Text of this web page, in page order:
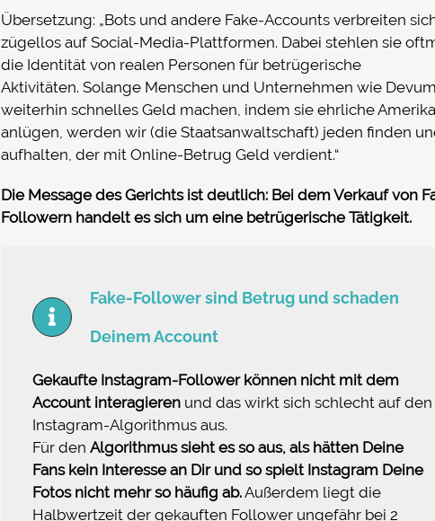
Übersetzung: „Bots und andere Fake-Accounts verbreiten
zügellos auf Social-Media-Plattformen. Dabei stehlen sie
die Identität von realen Personen für betrügerische
Aktivitäten. Solange Menschen und Unternehmen wie
weiterhin schnelles Geld machen, indem sie ehrliche
anlügen, werden wir (die Staatsanwaltschaft) jeden finden
aufhalten, der mit Online-Betrug Geld verdient.“
Die Message des Gerichts ist deutlich: Bei dem Verkauf von
Followern handelt es sich um eine betrügerische Tätigkeit.
Fake-Follower sind Betrug und schaden
Deinem Account
Gekaufte Instagram-Follower können nicht mit dem
Account interagieren und das wirkt sich schlecht auf den
Instagram-Algorithmus aus.
Für denAlgorithmus sieht es so aus, als hätten Deine
Fans kein Interesse an Dir und so spielt Instagram Deine
Fotos nicht mehr so häufig ab.Außerdem liegt die
Halbwertzeit der gekauften Follower ungefähr bei 2